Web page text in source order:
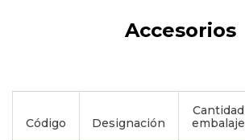
Accesorios
Código Designación
Cantidad
embalaje